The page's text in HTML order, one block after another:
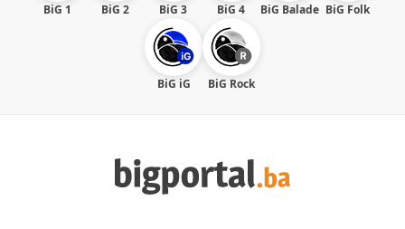
BiG 1 BiG 2 BiG 3 BiG 4 BiG Balade BiG Folk
BiG iG BiG Rock